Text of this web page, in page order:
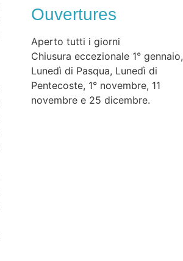
Ouvertures
Aperto tutti i giorni
Chiusura eccezionale 1° gennaio,
Lunedì di Pasqua, Lunedì di
Pentecoste, 1° novembre, 11
novembre e 25 dicembre.